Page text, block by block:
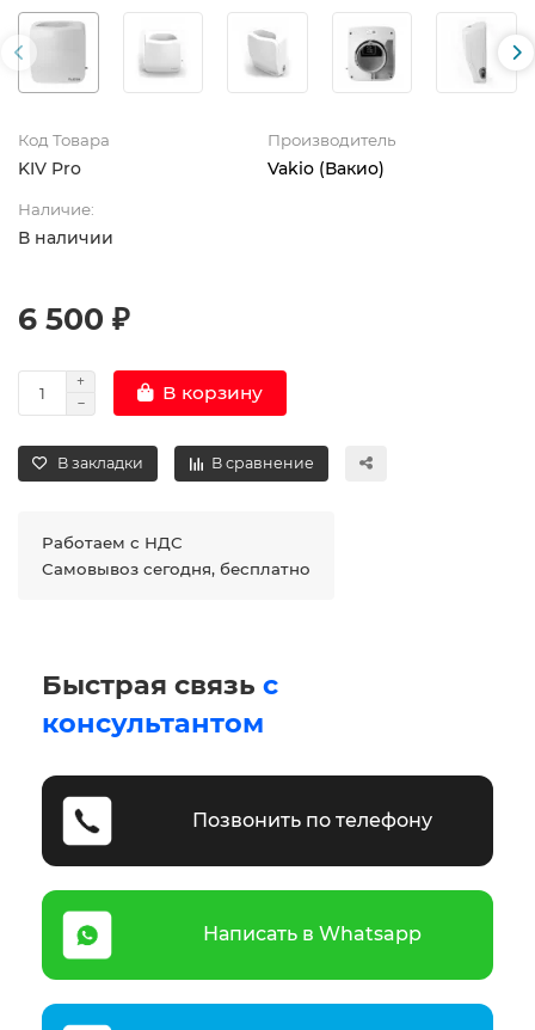
Код Товара
KIV Pro
Производитель
Vakio (Вакио)
Наличие:
В наличии
6 500 ₽
В корзину
В закладки В сравнение
Работаем с НДС
Самовывоз сегодня, бесплатно
Быстрая связь с
консультантом
Позвонить по телефону
Написать в Whatsapp